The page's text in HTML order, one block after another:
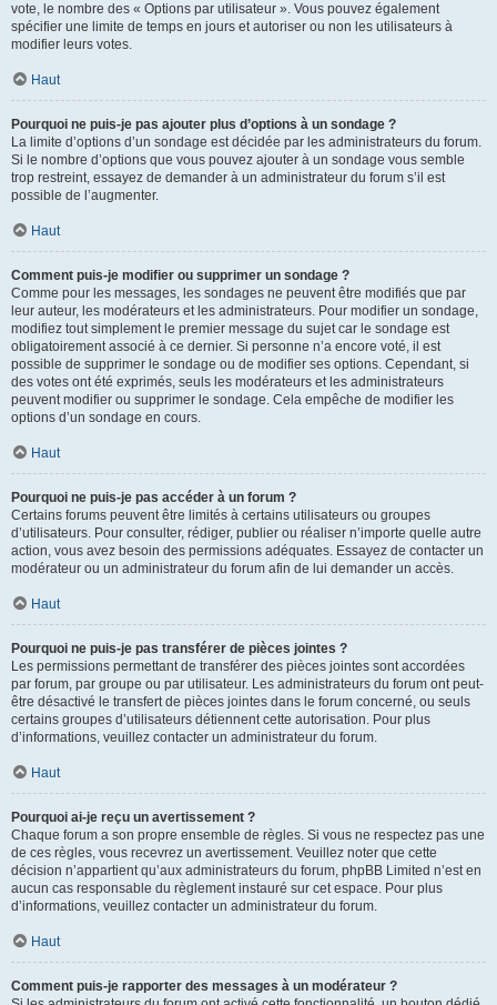
vote, le nombre des « Options par utilisateur ». Vous pouvez également
spécifier une limite de temps en jours et autoriser ou non les utilisateurs à
modifier leurs votes.
Haut
Pourquoi ne puis-je pas ajouter plus d’options à un sondage ?
La limite d’options d’un sondage est décidée par les administrateurs du forum.
Si le nombre d’options que vous pouvez ajouter à un sondage vous semble
trop restreint, essayez de demander à un administrateur du forum s’il est
possible de l’augmenter.
Haut
Comment puis-je modifier ou supprimer un sondage ?
Comme pour les messages, les sondages ne peuvent être modifiés que par
leur auteur, les modérateurs et les administrateurs. Pour modifier un sondage,
modifiez tout simplement le premier message du sujet car le sondage est
obligatoirement associé à ce dernier. Si personne n’a encore voté, il est
possible de supprimer le sondage ou de modifier ses options. Cependant, si
des votes ont été exprimés, seuls les modérateurs et les administrateurs
peuvent modifier ou supprimer le sondage. Cela empêche de modifier les
options d’un sondage en cours.
Haut
Pourquoi ne puis-je pas accéder à un forum ?
Certains forums peuvent être limités à certains utilisateurs ou groupes
d’utilisateurs. Pour consulter, rédiger, publier ou réaliser n’importe quelle autre
action, vous avez besoin des permissions adéquates. Essayez de contacter un
modérateur ou un administrateur du forum afin de lui demander un accès.
Haut
Pourquoi ne puis-je pas transférer de pièces jointes ?
Les permissions permettant de transférer des pièces jointes sont accordées
par forum, par groupe ou par utilisateur. Les administrateurs du forum ont peut-
être désactivé le transfert de pièces jointes dans le forum concerné, ou seuls
certains groupes d’utilisateurs détiennent cette autorisation. Pour plus
d’informations, veuillez contacter un administrateur du forum.
Haut
Pourquoi ai-je reçu un avertissement ?
Chaque forum a son propre ensemble de règles. Si vous ne respectez pas une
de ces règles, vous recevrez un avertissement. Veuillez noter que cette
décision n’appartient qu’aux administrateurs du forum, phpBB Limited n’est en
aucun cas responsable du règlement instauré sur cet espace. Pour plus
d’informations, veuillez contacter un administrateur du forum.
Haut
Comment puis-je rapporter des messages à un modérateur ?